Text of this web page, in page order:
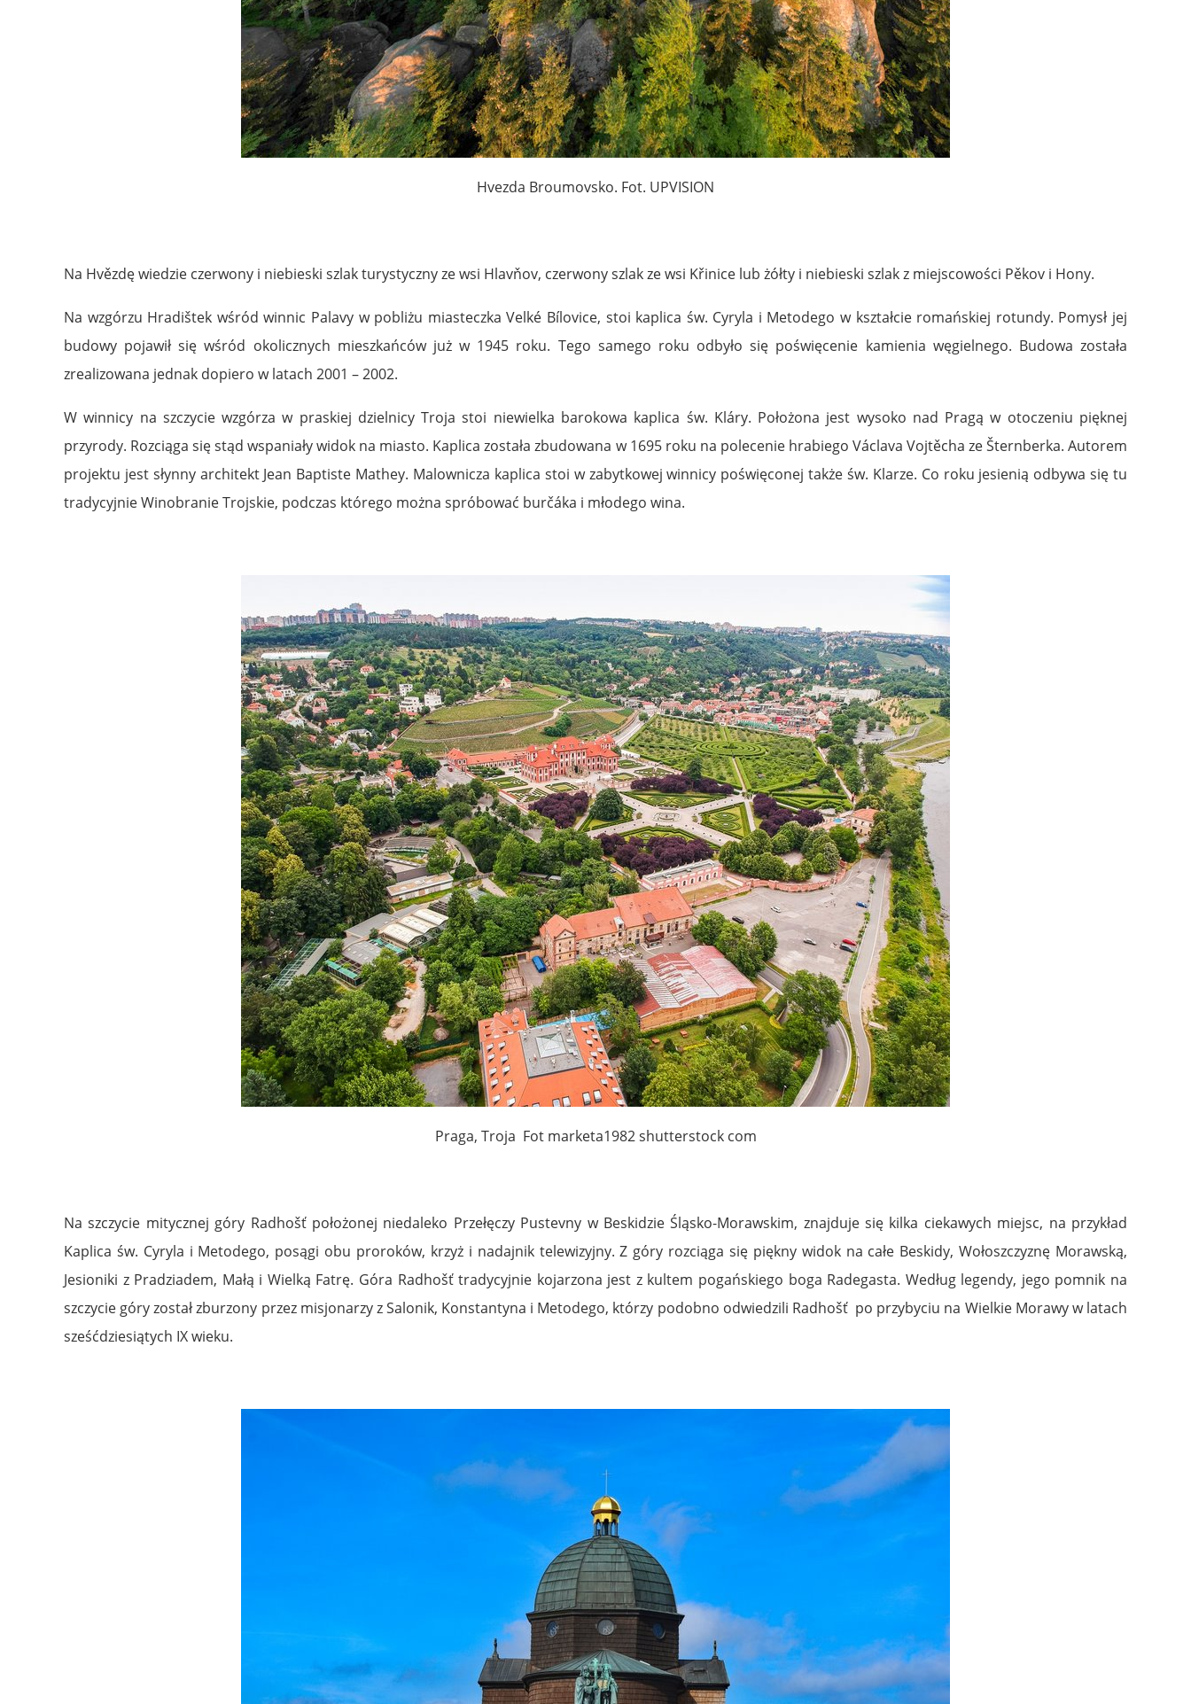
Hvezda Broumovsko. Fot. UPVISION
Na Hvězdę wiedzie czerwony i niebieski szlak turystyczny ze wsi Hlavňov, czerwony szlak ze wsi Křinice lub żółty i niebieski szlak z miejscowości Pěkov i Hony.
Na wzgórzu Hradištek wśród winnic Palavy w pobliżu miasteczka Velké Bílovice, stoi kaplica św. Cyryla i Metodego w kształcie romańskiej rotundy. Pomysł jej
budowy pojawił się wśród okolicznych mieszkańców już w 1945 roku. Tego samego roku odbyło się poświęcenie kamienia węgielnego. Budowa została
zrealizowana jednak dopiero w latach 2001 – 2002.
W winnicy na szczycie wzgórza w praskiej dzielnicy Troja stoi niewielka barokowa kaplica św. Kláry. Położona jest wysoko nad Pragą w otoczeniu pięknej
przyrody. Rozciąga się stąd wspaniały widok na miasto. Kaplica została zbudowana w 1695 roku na polecenie hrabiego Václava Vojtěcha ze Šternberka. Autorem
projektu jest słynny architekt Jean Baptiste Mathey. Malownicza kaplica stoi w zabytkowej winnicy poświęconej także św. Klarze. Co roku jesienią odbywa się tu
tradycyjnie Winobranie Trojskie, podczas którego można spróbować burčáka i młodego wina.
Praga, Troja Fot marketa1982 shutterstock com
Na szczycie mitycznej góry Radhošť położonej niedaleko Przełęczy Pustevny w Beskidzie Śląsko-Morawskim, znajduje się kilka ciekawych miejsc, na przykład
Kaplica św. Cyryla i Metodego, posągi obu proroków, krzyż i nadajnik telewizyjny. Z góry rozciąga się piękny widok na całe Beskidy, Wołoszczyznę Morawską,
Jesioniki z Pradziadem, Małą i Wielką Fatrę. Góra Radhošť tradycyjnie kojarzona jest z kultem pogańskiego boga Radegasta. Według legendy, jego pomnik na
szczycie góry został zburzony przez misjonarzy z Salonik, Konstantyna i Metodego, którzy podobno odwiedzili Radhošť po przybyciu na Wielkie Morawy w latach
sześćdziesiątych IX wieku.